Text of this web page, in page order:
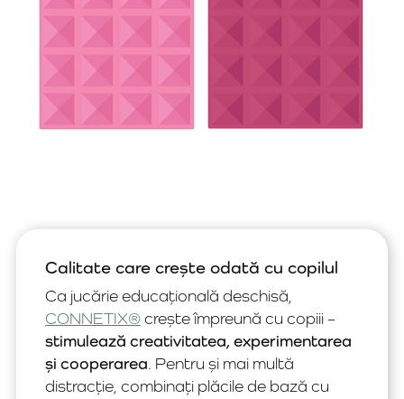
Calitate care crește odată cu copilul
Ca jucărie educațională deschisă,
CONNETIX®crește împreună cu copiii –
stimulează creativitatea, experimentarea
și cooperarea. Pentru și mai multă
distracție, combinați plăcile de bază cu